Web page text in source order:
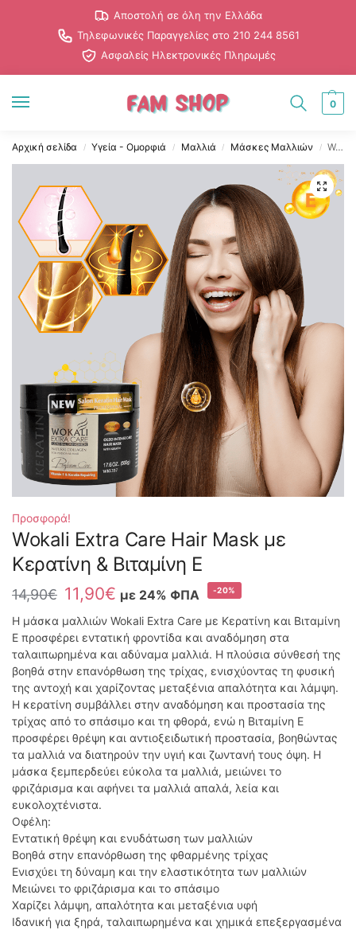
Αποστολή σε όλη την Ελλάδα
Τηλεφωνικές Παραγγελίες στο 210 244 8561
Ασφαλείς Ηλεκτρονικές Πληρωμές
0
Αρχική σελίδα / Υγεία - Ομορφιά / Μαλλιά / Μάσκες Μαλλιών / Wokali Extra Care Hair Mask με Κερατίνη & Βιταμίνη Ε
Προσφορά!
Wokali Extra Care Hair Mask με
Κερατίνη & Βιταμίνη Ε
14,90€ 11,90€ με 24% ΦΠΑ -20%
Η μάσκα μαλλιών Wokali Extra Care με Κερατίνη και Βιταμίνη
Ε προσφέρει εντατική φροντίδα και αναδόμηση στα
ταλαιπωρημένα και αδύναμα μαλλιά. Η πλούσια σύνθεσή της
βοηθά στην επανόρθωση της τρίχας, ενισχύοντας τη φυσική
της αντοχή και χαρίζοντας μεταξένια απαλότητα και λάμψη.
Η κερατίνη συμβάλλει στην αναδόμηση και προστασία της
τρίχας από το σπάσιμο και τη φθορά, ενώ η Βιταμίνη Ε
προσφέρει θρέψη και αντιοξειδωτική προστασία, βοηθώντας
τα μαλλιά να διατηρούν την υγιή και ζωντανή τους όψη. Η
μάσκα ξεμπερδεύει εύκολα τα μαλλιά, μειώνει το
φριζάρισμα και αφήνει τα μαλλιά απαλά, λεία και
ευκολοχτένιστα.
Οφέλη:
Εντατική θρέψη και ενυδάτωση των μαλλιών
Βοηθά στην επανόρθωση της φθαρμένης τρίχας
Ενισχύει τη δύναμη και την ελαστικότητα των μαλλιών
Μειώνει το φριζάρισμα και το σπάσιμο
Χαρίζει λάμψη, απαλότητα και μεταξένια υφή
Ιδανική για ξηρά, ταλαιπωρημένα και χημικά επεξεργασμένα